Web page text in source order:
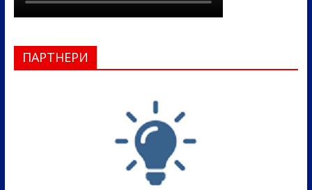
ПАРТНЕРИ